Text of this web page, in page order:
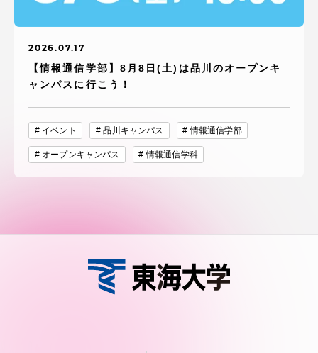
2026.07.17
【情報通信学部】8月8日(土)は品川のオープンキ
ャンパスに行こう！
イベント 品川キャンパス 情報通信学部
オープンキャンパス 情報通信学科